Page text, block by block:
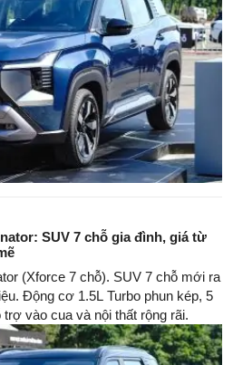
SUV 7 chỗ gia đình, giá từ
(Xforce 7 chỗ). SUV 7 chỗ mới ra
Động cơ 1.5L Turbo phun kép, 5
vào cua và nội thất rộng rãi.